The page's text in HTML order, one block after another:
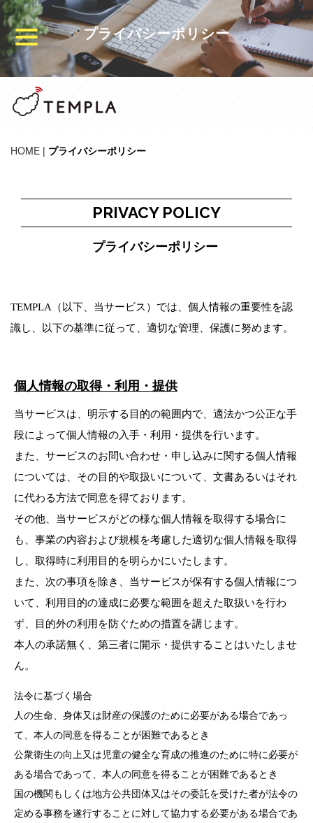
プライバシーポリシー
HOME | プライバシーポリシー
PRIVACY POLICY
プライバシーポリシー
TEMPLA（以下、当サービス）では、個人情報の重要性を認
識し、以下の基準に従って、適切な管理、保護に努めます。
個人情報の取得・利用・提供
当サービスは、明示する目的の範囲内で、適法かつ公正な手
段によって個人情報の入手・利用・提供を行います。
また、サービスのお問い合わせ・申し込みに関する個人情報
については、その目的や取扱いについて、文書あるいはそれ
に代わる方法で同意を得ております。
その他、当サービスがどの様な個人情報を取得する場合に
も、事業の内容および規模を考慮した適切な個人情報を取得
し、取得時に利用目的を明らかにいたします。
また、次の事項を除き、当サービスが保有する個人情報につ
いて、利用目的の達成に必要な範囲を超えた取扱いを行わ
ず、目的外の利用を防ぐための措置を講じます。
本人の承諾無く、第三者に開示・提供することはいたしませ
ん。
法令に基づく場合
人の生命、身体又は財産の保護のために必要がある場合であっ
て、本人の同意を得ることが困難であるとき
公衆衛生の向上又は児童の健全な育成の推進のために特に必要が
ある場合であって、本人の同意を得ることが困難であるとき
国の機関もしくは地方公共団体又はその委託を受けた者が法令の
定める事務を遂行することに対して協力する必要がある場合であ